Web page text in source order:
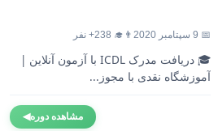
📅 9 سپتامبر 2020 👨‍🎓 238+ نفر
🎓 دریافت مدرک ICDL با آزمون آنلاین |
آموزشگاه نقدی با مجوز...
مشاهده دوره◀